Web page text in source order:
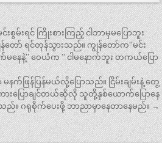
စွမ်းရင် ကြိုးစားကြည့် ငါဘာမှမပြောဘူး
န်တော် ရင်တုန်သွားသည်။ ကျွန်တော်က”မင်း
မနေနဲ့” ဝေယံက ” ငါမနောက်ဘူး တကယ်ပြော
က်ဖြန်ပြန်မယ်လို့ပြောသည်။ ငြိမ်းချမ်းနဲ့ တွေ့
ကားပြောချင်တယ်ဆိုလို သူတို့နှစ်ယောက်ပြောနေ
ည်။ ဂရုစိုက်ပေးဖို့ ဘာညာမှာနေတာနေမည်။ →